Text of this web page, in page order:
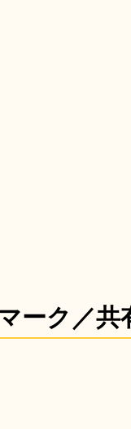
ーク／共